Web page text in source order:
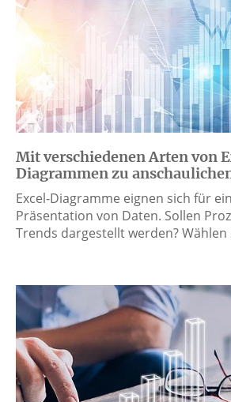
Mit verschiedenen Arten von
Diagrammen zu
Excel-Diagramme eignen sich für
Präsentation von Daten. Sollen
Trends dargestellt werden? Wählen